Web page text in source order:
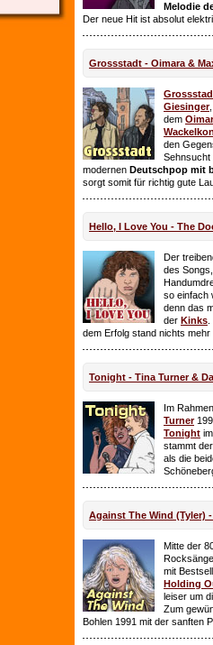
Melodie
Der neue Hit ist absolut
Grossstadt - Oimara &
Giesinger
dem
den
Sehnsucht
modernen Deutschpop mit
sorgt somit für richtig gute
Hello, I Love You - The
Der
des
so einfach
denn das
der Kinks
dem Erfolg stand nichts mehr
Tonight - Tina Turner &
Im
Turner
Tonight
stammt
als die
Against The Wind (Tyler)
Mitte der
mit
Holding
leiser um
Zum
Bohlen 1991 mit der sanften